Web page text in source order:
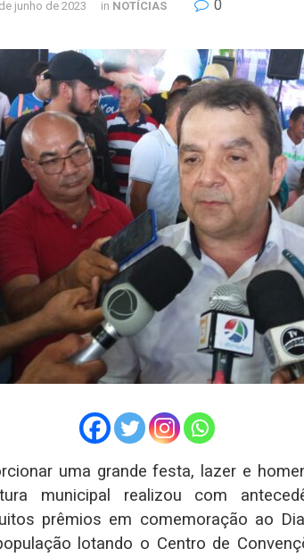
junho de 2023 in NOTÍCIAS 0
uma grande festa, lazer e
municipal realizou com
prêmios em comemoração ao
lotando o Centro de